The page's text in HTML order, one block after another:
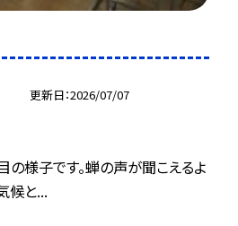
更新日 2026/07/07
の様子です。蝉の声が聞こえるよ
候と...